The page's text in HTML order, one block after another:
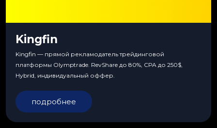
Kingfin
Kingfin — прямой рекламодатель трейдинговой
платформы Olymptrade. RevShare до 80%, CPA до 250$,
Hybrid, индивидуальный оффер.
подробнее